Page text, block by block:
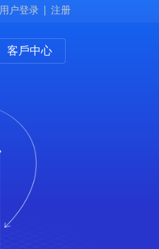
用户登录 注册
客戶中心